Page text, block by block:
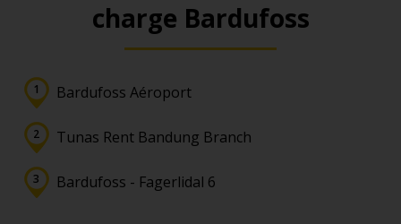
charge Bardufoss
Bardufoss Aéroport
Tunas Rent Bandung Branch
Bardufoss - Fagerlidal 6